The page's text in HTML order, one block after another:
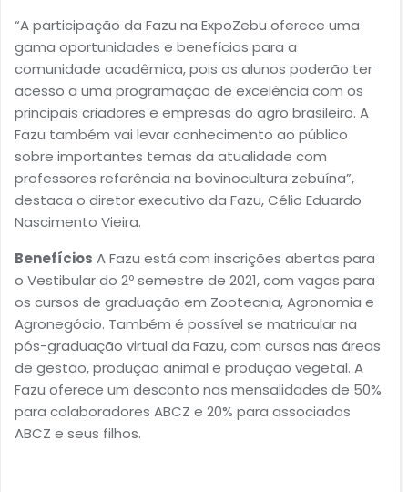
“A participação da Fazu na ExpoZebu oferece uma
gama oportunidades e benefícios para a
comunidade acadêmica, pois os alunos poderão ter
acesso a uma programação de excelência com os
principais criadores e empresas do agro brasileiro. A
Fazu também vai levar conhecimento ao público
sobre importantes temas da atualidade com
professores referência na bovinocultura zebuína”,
destaca o diretor executivo da Fazu, Célio Eduardo
Nascimento Vieira.
Benefícios A Fazu está com inscrições abertas para
o Vestibular do 2º semestre de 2021, com vagas para
os cursos de graduação em Zootecnia, Agronomia e
Agronegócio. Também é possível se matricular na
pós-graduação virtual da Fazu, com cursos nas áreas
de gestão, produção animal e produção vegetal. A
Fazu oferece um desconto nas mensalidades de 50%
para colaboradores ABCZ e 20% para associados
ABCZ e seus filhos.